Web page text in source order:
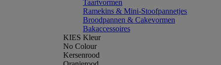
Taartvormen
Ramekins & Mini-Stoofpannetjes
Broodpannen & Cakevormen
Bakaccessoires
KIES Kleur
No Colour
Kersenrood